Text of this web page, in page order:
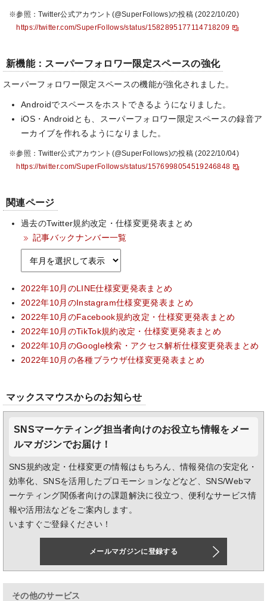
※参照：Twitter公式アカウント(@SuperFollows)の投稿 (2022/10/20)
https://twitter.com/SuperFollows/status/1582895177114718209
新機能：スーパーフォロワー限定スペースの強化
スーパーフォロワー限定スペースの機能が強化されました。
Androidでスペースをホストできるようになりました。
iOS・Androidとも、スーパーフォロワー限定スペースの録音ア
ーカイブを作れるようになりました。
※参照：Twitter公式アカウント(@SuperFollows)の投稿 (2022/10/04)
https://twitter.com/SuperFollows/status/1576998054519246848
関連ページ
過去のTwitter規約改定・仕様変更発表まとめ
記事バックナンバー一覧
2022年10月のLINE仕様変更発表まとめ
2022年10月のInstagram仕様変更発表まとめ
2022年10月のFacebook規約改定・仕様変更発表まとめ
2022年10月のTikTok規約改定・仕様変更発表まとめ
2022年10月のGoogle検索・アクセス解析仕様変更発表まとめ
2022年10月の各種ブラウザ仕様変更発表まとめ
マックスマウスからのお知らせ
SNSマーケティング担当者向けのお役立ち情報をメー
ルマガジンでお届け！
SNS規約改定・仕様変更の情報はもちろん、情報発信の安定化・
効率化、SNSを活用したプロモーションなどなど、SNS/Webマ
ーケティング関係者向けの課題解決に役立つ、便利なサービス情
報や活用法などをご案内します。
いますぐご登録ください！
メールマガジンに登録する
その他のサービス